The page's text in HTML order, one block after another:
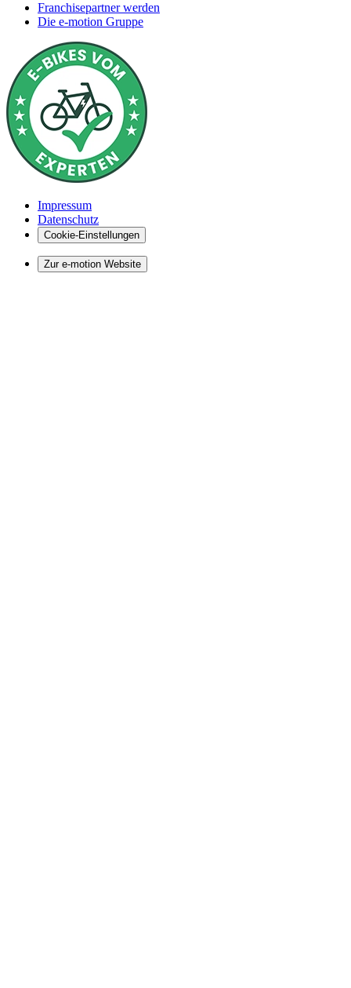
Franchisepartner werden
Die e-motion Gruppe
Impressum
Datenschutz
Cookie-Einstellungen
Zur e-motion Website